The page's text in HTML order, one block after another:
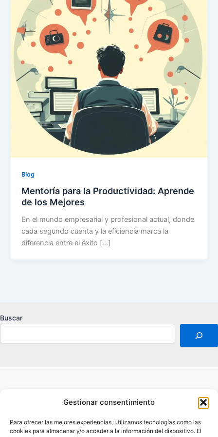
Gestionar consentimiento
Para ofrecer las mejores experiencias, utilizamos tecnologías como las
cookies para almacenar y/o acceder a la información del dispositivo. El
Blog
Mentoría para la Productividad: Aprende
de los Mejores
En el mundo empresarial y profesional actual, donde
cada segundo cuenta y la eficiencia marca la
diferencia entre el éxito […]
Buscar
Aviso legal
Contacto
Política de privacidad